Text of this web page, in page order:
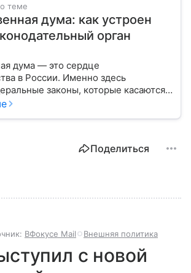
теме
дума: как устроен
орган
дума — это сердце
в России. Именно здесь
законы, которые касаются
от образования и
Поделиться
ВФокусе Mail Внешняя политика
с новой